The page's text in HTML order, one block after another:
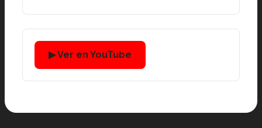
▶ Ver en YouTube